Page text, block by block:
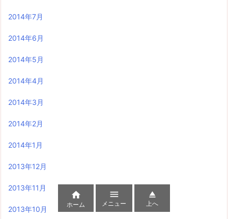
2014年7月
2014年6月
2014年5月
2014年4月
2014年3月
2014年2月
2014年1月
2013年12月
2013年11月
2013年10月

ホーム

メニュー

上へ